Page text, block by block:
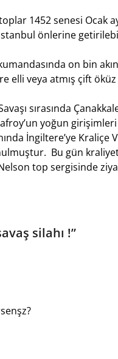
1452 senesi Ocak
İstanbul önlerine
on bin
elli veya atmış çift
sırasında
yoğun
İngiltere’ye
Bu gün
top sergisinde
silahı !”